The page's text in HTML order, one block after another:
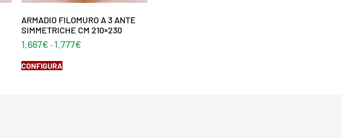
ARMADIO FILOMURO A 3 ANTE
SIMMETRICHE CM 210×230
1.667€ - 1.777€
CONFIGURA